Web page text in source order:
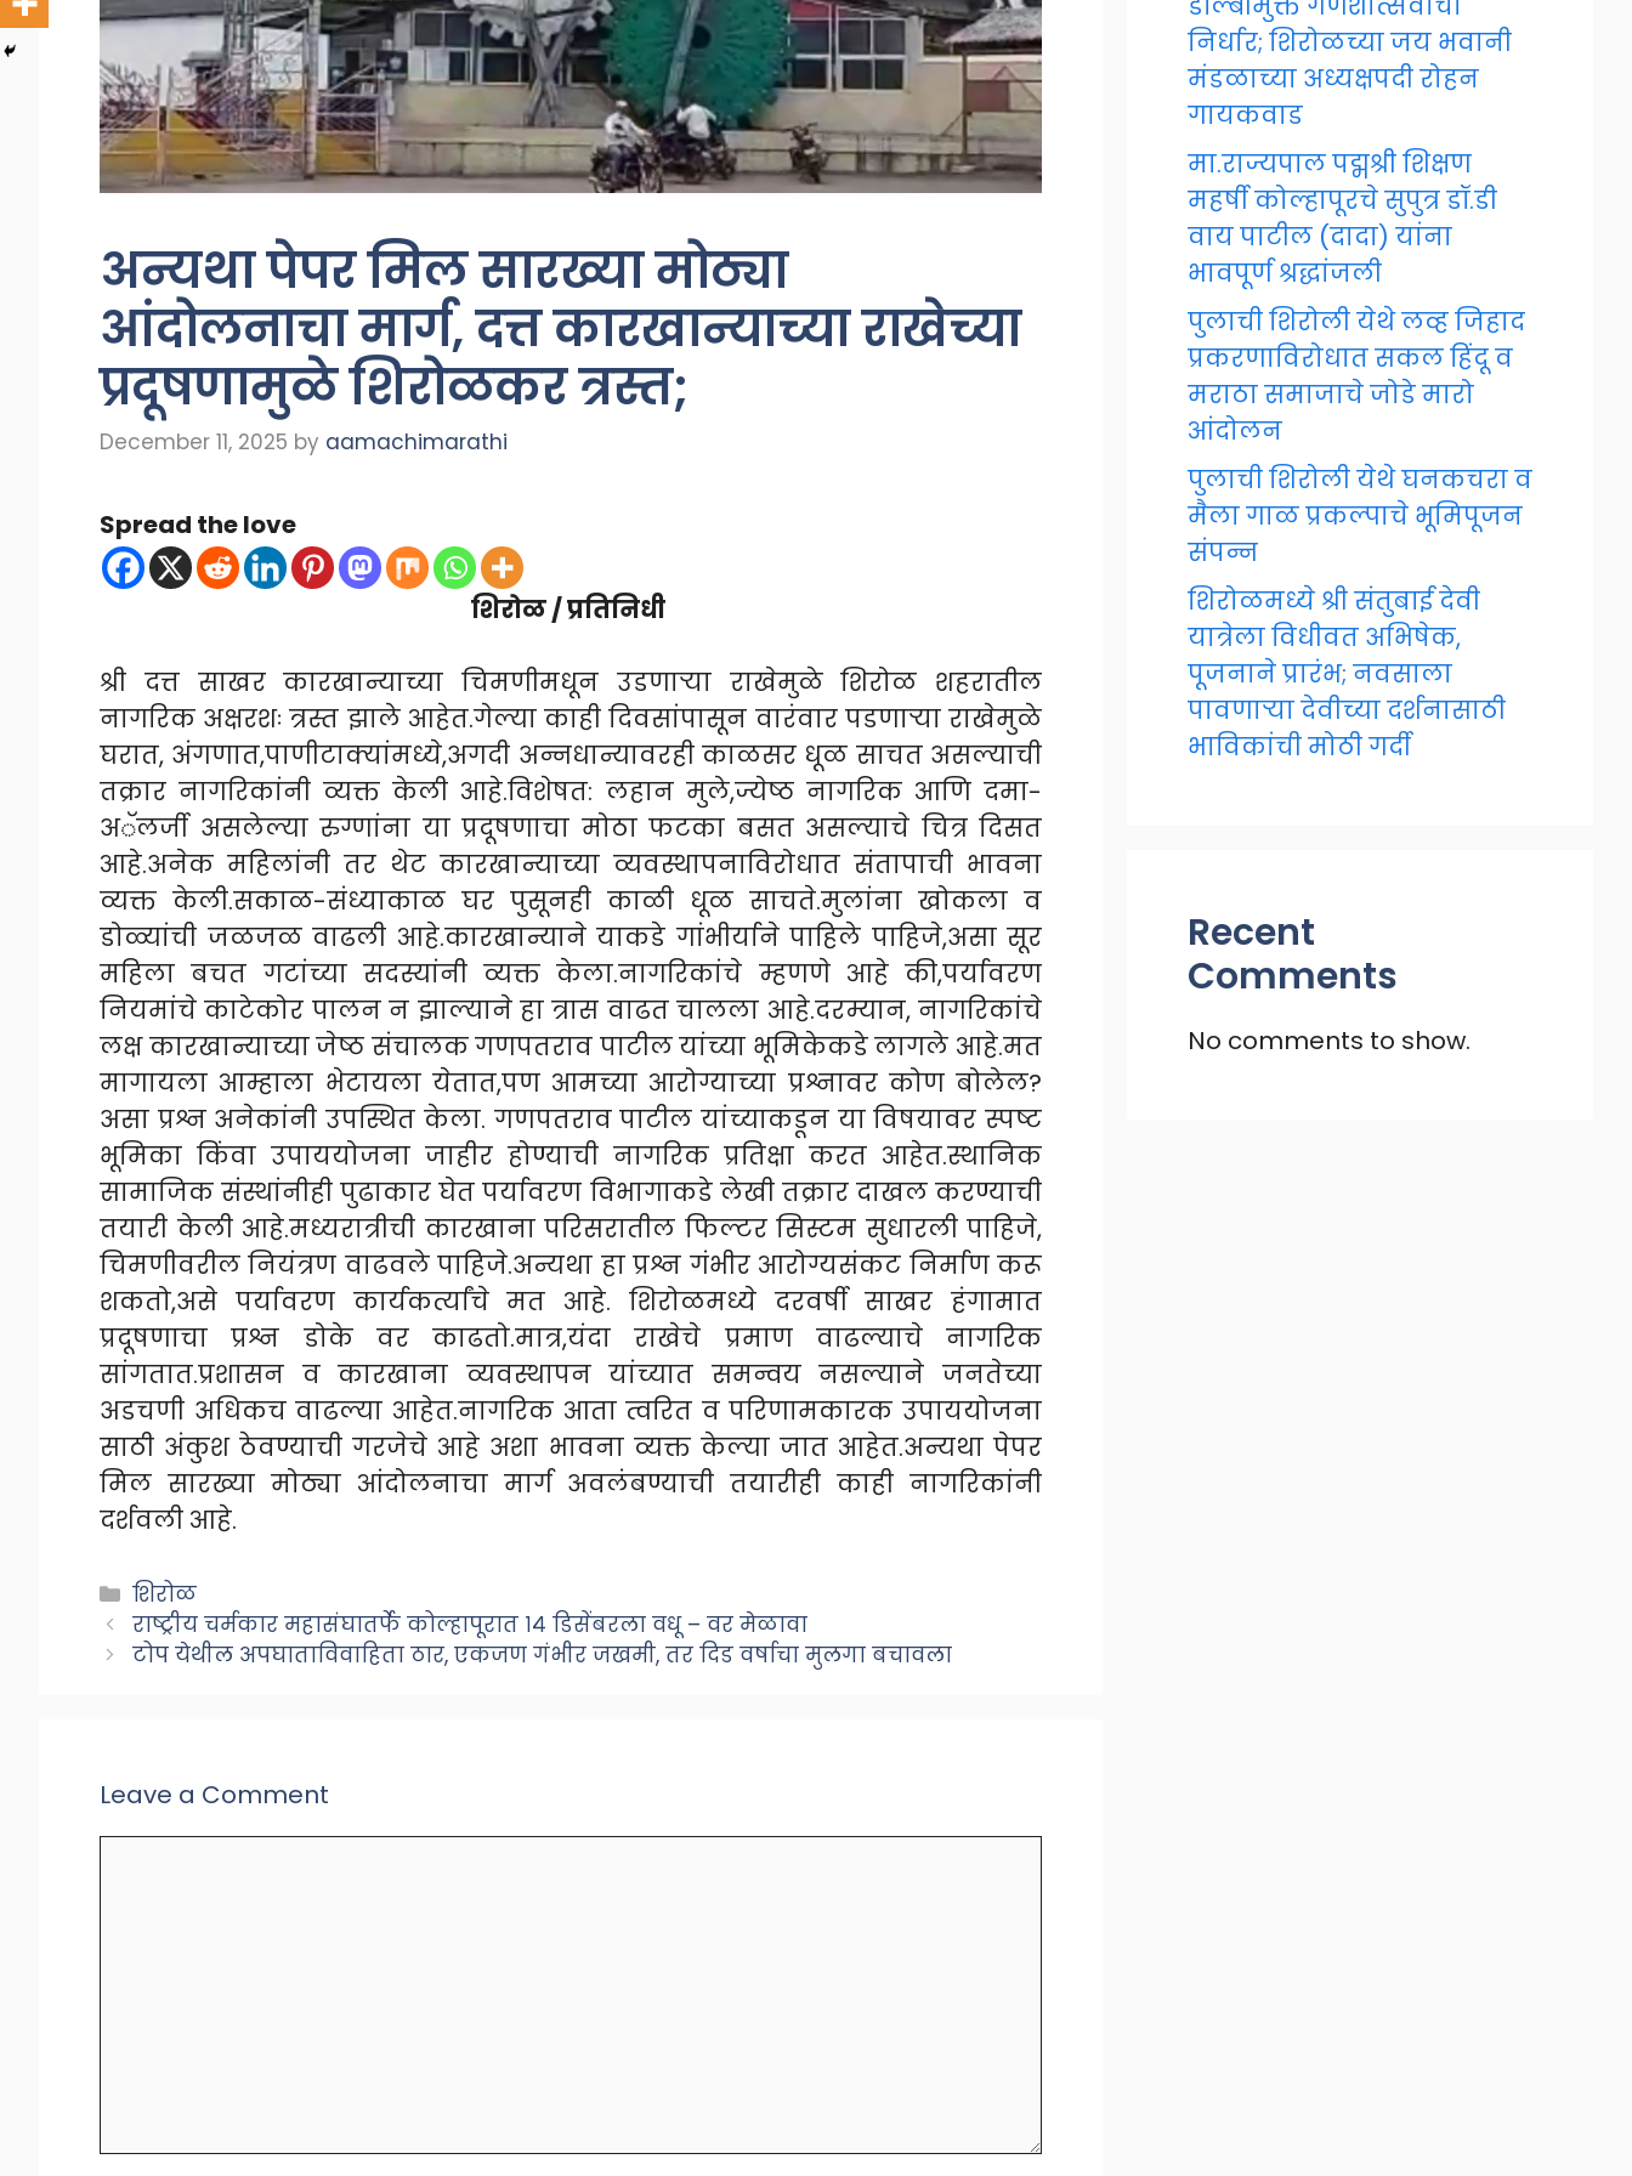
अन्यथा पेपर मिल सारख्या मोठ्या
आंदोलनाचा मार्ग, दत्त कारखान्याच्या राखेच्या
प्रदूषणामुळे शिरोळकर त्रस्त;
December 11, 2025 by aamachimarathi
Spread the love
शिरोळ / प्रतिनिधी
श्री दत्त साखर कारखान्याच्या चिमणीमधून उडणाऱ्या राखेमुळे शिरोळ शहरातील
नागरिक अक्षरशः त्रस्त झाले आहेत.गेल्या काही दिवसांपासून वारंवार पडणाऱ्या राखेमुळे
घरात, अंगणात,पाणीटाक्यांमध्ये,अगदी अन्नधान्यावरही काळसर धूळ साचत असल्याची
तक्रार नागरिकांनी व्यक्त केली आहे.विशेषत: लहान मुले,ज्येष्ठ नागरिक आणि दमा-
अॅलर्जी असलेल्या रुग्णांना या प्रदूषणाचा मोठा फटका बसत असल्याचे चित्र दिसत
आहे.अनेक महिलांनी तर थेट कारखान्याच्या व्यवस्थापनाविरोधात संतापाची भावना
व्यक्त केली.सकाळ-संध्याकाळ घर पुसूनही काळी धूळ साचते.मुलांना खोकला व
डोळ्यांची जळजळ वाढली आहे.कारखान्याने याकडे गांभीर्याने पाहिले पाहिजे,असा सूर
महिला बचत गटांच्या सदस्यांनी व्यक्त केला.नागरिकांचे म्हणणे आहे की,पर्यावरण
नियमांचे काटेकोर पालन न झाल्याने हा त्रास वाढत चालला आहे.दरम्यान, नागरिकांचे
लक्ष कारखान्याच्या जेष्ठ संचालक गणपतराव पाटील यांच्या भूमिकेकडे लागले आहे.मत
मागायला आम्हाला भेटायला येतात,पण आमच्या आरोग्याच्या प्रश्नावर कोण बोलेल?
असा प्रश्न अनेकांनी उपस्थित केला. गणपतराव पाटील यांच्याकडून या विषयावर स्पष्ट
भूमिका किंवा उपाययोजना जाहीर होण्याची नागरिक प्रतिक्षा करत आहेत.स्थानिक
सामाजिक संस्थांनीही पुढाकार घेत पर्यावरण विभागाकडे लेखी तक्रार दाखल करण्याची
तयारी केली आहे.मध्यरात्रीची कारखाना परिसरातील फिल्टर सिस्टम सुधारली पाहिजे,
चिमणीवरील नियंत्रण वाढवले पाहिजे.अन्यथा हा प्रश्न गंभीर आरोग्यसंकट निर्माण करू
शकतो,असे पर्यावरण कार्यकर्त्यांचे मत आहे. शिरोळमध्ये दरवर्षी साखर हंगामात
प्रदूषणाचा प्रश्न डोके वर काढतो.मात्र,यंदा राखेचे प्रमाण वाढल्याचे नागरिक
सांगतात.प्रशासन व कारखाना व्यवस्थापन यांच्यात समन्वय नसल्याने जनतेच्या
अडचणी अधिकच वाढल्या आहेत.नागरिक आता त्वरित व परिणामकारक उपाययोजना
साठी अंकुश ठेवण्याची गरजेचे आहे अशा भावना व्यक्त केल्या जात आहेत.अन्यथा पेपर
मिल सारख्या मोठ्या आंदोलनाचा मार्ग अवलंबण्याची तयारीही काही नागरिकांनी
दर्शवली आहे.
Categories
शिरोळ
राष्ट्रीय चर्मकार महासंघातर्फे कोल्हापूरात १४ डिसेंबरला वधू – वर मेळावा
टोप येथील अपघाताविवाहिता ठार, एकजण गंभीर जखमी, तर दिड वर्षाचा मुलगा बचावला
Leave a Comment
निर्धार; शिरोळच्या जय भवानी
मंडळाच्या अध्यक्षपदी रोहन
गायकवाड
मा.राज्यपाल पद्मश्री शिक्षण
महर्षी कोल्हापूरचे सुपुत्र डॉ.डी
वाय पाटील (दादा) यांना
भावपूर्ण श्रद्धांजली
पुलाची शिरोली येथे लव्ह जिहाद
प्रकरणाविरोधात सकल हिंदू व
मराठा समाजाचे जोडे मारो
आंदोलन
पुलाची शिरोली येथे घनकचरा व
मैला गाळ प्रकल्पाचे भूमिपूजन
संपन्न
शिरोळमध्ये श्री संतुबाई देवी
यात्रेला विधीवत अभिषेक,
पूजनाने प्रारंभ; नवसाला
पावणाऱ्या देवीच्या दर्शनासाठी
भाविकांची मोठी गर्दी
Recent
Comments
No comments to show.